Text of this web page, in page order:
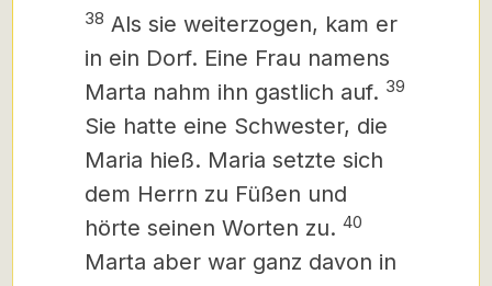
38 Als sie weiterzogen, kam er
in ein Dorf. Eine Frau namens
Marta nahm ihn gastlich auf. 39
Sie hatte eine Schwester, die
Maria hieß. Maria setzte sich
dem Herrn zu Füßen und
hörte seinen Worten zu. 40
Marta aber war ganz davon in